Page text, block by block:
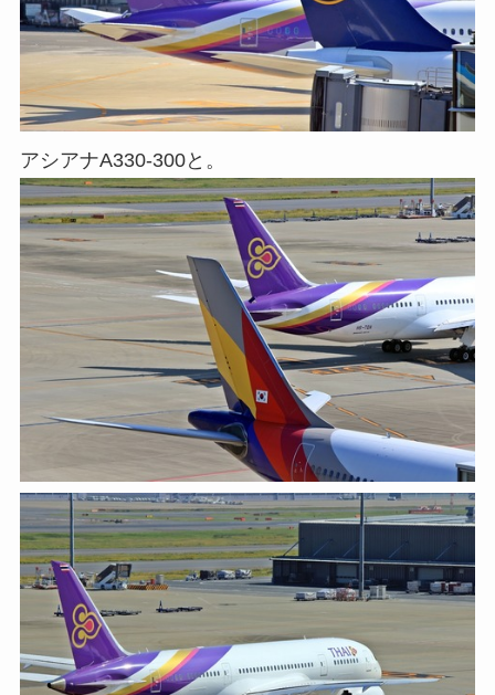
アシアナA330-300と。